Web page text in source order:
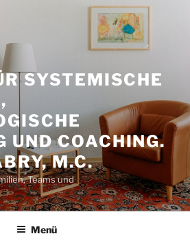
SYSTEMISCHE
UND COACHING.
M.C.
Teams und
Menü